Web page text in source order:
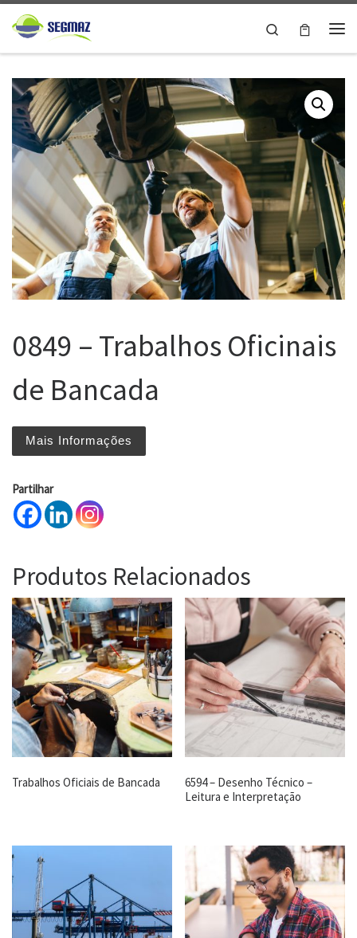
Skip to content
Search
0849 – Trabalhos Oficinais
de Bancada
Mais Informações
Partilhar
Produtos Relacionados
Trabalhos Oficiais de Bancada
6594 – Desenho Técnico –
Leitura e Interpretação